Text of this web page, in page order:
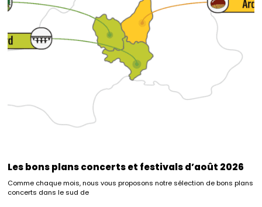
Les bons plans concerts et festivals d’août 2026
Comme chaque mois, nous vous proposons notre sélection de bons plans
concerts dans le sud de